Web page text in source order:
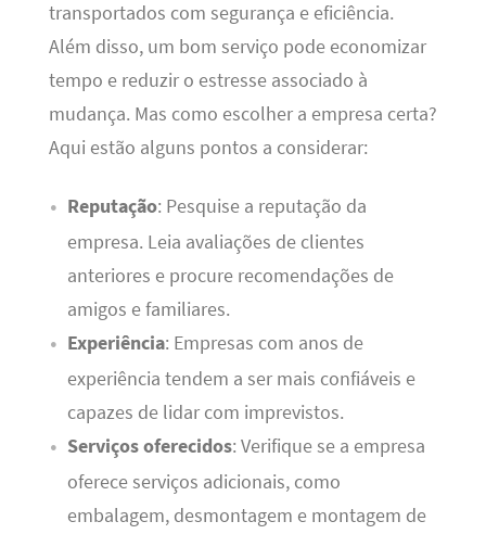
transportados com segurança e eficiência.
Além disso, um bom serviço pode economizar
tempo e reduzir o estresse associado à
mudança. Mas como escolher a empresa certa?
Aqui estão alguns pontos a considerar:
Reputação: Pesquise a reputação da
empresa. Leia avaliações de clientes
anteriores e procure recomendações de
amigos e familiares.
Experiência: Empresas com anos de
experiência tendem a ser mais confiáveis e
capazes de lidar com imprevistos.
Serviços oferecidos: Verifique se a empresa
oferece serviços adicionais, como
embalagem, desmontagem e montagem de